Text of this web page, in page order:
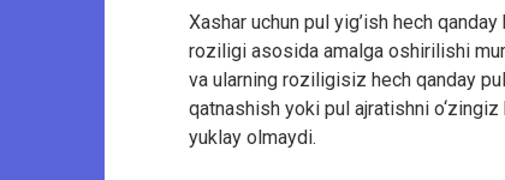
Xashar uchun pul yig’ish hech
roziligi asosida amalga oshirilishi
va ularning roziligisiz hech qanday
qatnashish yoki pul ajratishni
yuklay olmaydi.